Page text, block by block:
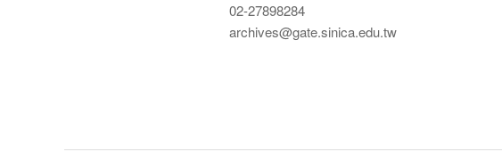
02-27898284
archives@gate.sinica.edu.tw